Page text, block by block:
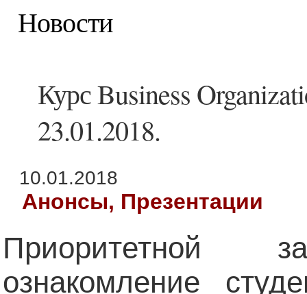
Новости
Курс Business
23.01.2018.
10.01.2018
Анонсы, Презентации
Приоритетной
ознакомление